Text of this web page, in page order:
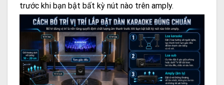
trước khi bạn bật bất kỳ nút nào trên amply.